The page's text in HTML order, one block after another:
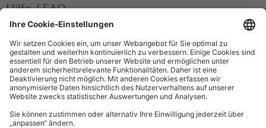
Hilfe / FAQ
Die wichtigsten Antworten und Hilfestellungen für unterwegs
Verkaufsstellen
Ticketverkauf und persönliche Beratung